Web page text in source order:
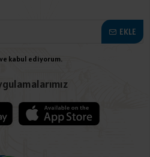
EKLE
kabul ediyorum.